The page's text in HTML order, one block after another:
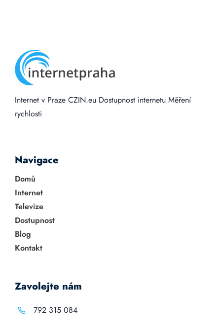
Internet v Praze CZIN.eu Dostupnost internetu Měření
rychlosti
Navigace
Domů
Internet
Televize
Dostupnost
Blog
Kontakt
Zavolejte nám
792 315 084